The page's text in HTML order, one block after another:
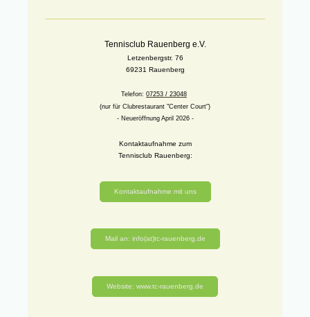
Tennisclub Rauenberg e.V.
Letzenbergstr. 76
69231 Rauenberg
Telefon: 07253 / 23048
(nur für Clubrestaurant "Center Court")
- Neueröffnung April 2026 -
Kontaktaufnahme zum
Tennisclub Rauenberg:
Kontaktaufnahme mit uns
Mail an: info(at)tc-rauenberg.de
Website: www.tc-rauenberg.de